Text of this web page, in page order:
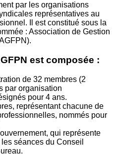
par les organisations
représentatives au
Il est constitué sous la
: Association de Gestion
est composée :
de 32 membres (2
par organisation
pour 4 ans.
représentant chacune de
nommés pour
qui représente
les séances du Conseil